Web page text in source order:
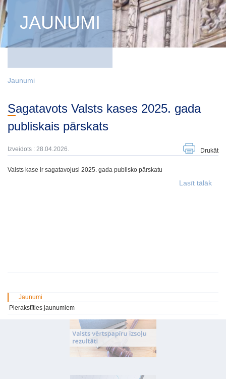
JAUNUMI
Jaunumi
Sagatavots Valsts kases 2025. gada
publiskais pārskats
Izveidots : 28.04.2026. Drukāt
Valsts kase ir sagatavojusi 2025. gada publisko pārskatu
Lasīt tālāk
Jaunumi
Pierakstīties jaunumiem